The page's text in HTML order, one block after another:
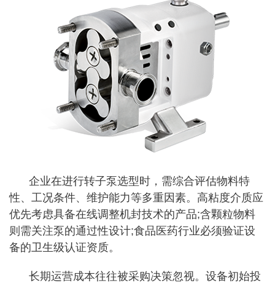
企业在进行转子泵选型时，需综合评估物料特
性、工况条件、维护能力等多重因素。高粘度介质应
优先考虑具备在线调整机封技术的产品;含颗粒物料
则需关注泵的通过性设计;食品医药行业必须验证设
备的卫生级认证资质。
长期运营成本往往被采购决策忽视。设备初始投